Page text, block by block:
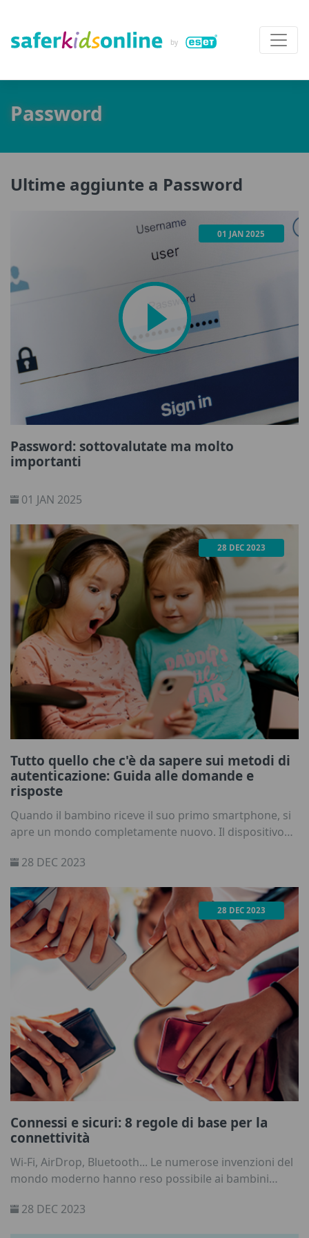
Password
Ultime aggiunte a Password
01 JAN 2025
Password: sottovalutate ma molto
importanti
01 JAN 2025
28 DEC 2023
Tutto quello che c'è da sapere sui metodi di
autenticazione: Guida alle domande e
risposte
Quando il bambino riceve il suo primo smartphone, si
apre un mondo completamente nuovo. Il dispositivo
con gli amici, ma anche per accedere
incontrare potenziali rischi. A ogni clic, il telefono
acquisisce una quantità maggiore di dati. Come potete
aiutare vostro figlio a proteggere il suo smartphone da
accessi non autorizzati? Leggete la nostra guida alle
domande e risposte per scoprirlo.
28 DEC 2023
28 DEC 2023
Connessi e sicuri: 8 regole di base per la
connettività
Wi-Fi, AirDrop, Bluetooth... Le numerose invenzioni del
mondo moderno hanno reso possibile ai bambini
generazione fa erano inimmaginabili. Come genitori ed
28 DEC 2023